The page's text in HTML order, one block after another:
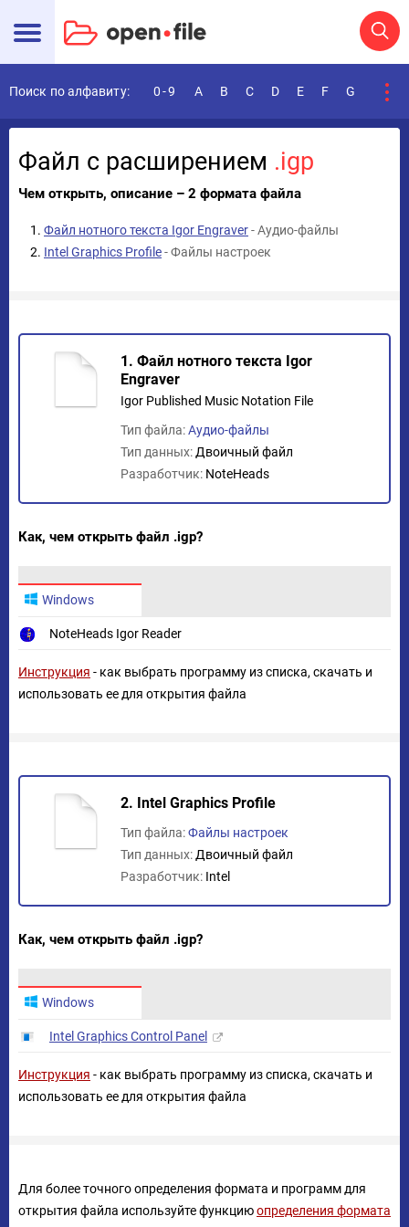
Поиск по алфавиту: 0-9 A B C D E F G
Файл с расширением .igp
Чем открыть, описание – 2 формата файла
Файл нотного текста Igor Engraver- Аудио-файлы
Intel Graphics Profile- Файлы настроек
1. Файл нотного текста Igor
Engraver
Igor Published Music Notation File
Тип файла:Аудио-файлы
Тип данных: Двоичный файл
Разработчик: NoteHeads
Как, чем открыть файл .igp?
Windows
NoteHeads Igor Reader
Инструкция - как выбрать программу из списка, скачать и
использовать ее для открытия файла
2. Intel Graphics Profile
Тип файла:Файлы настроек
Тип данных: Двоичный файл
Разработчик: Intel
Как, чем открыть файл .igp?
Windows
Intel Graphics Control Panel
Инструкция - как выбрать программу из списка, скачать и
использовать ее для открытия файла
Для более точного определения формата и программ для
открытия файла используйте функциюопределения формата